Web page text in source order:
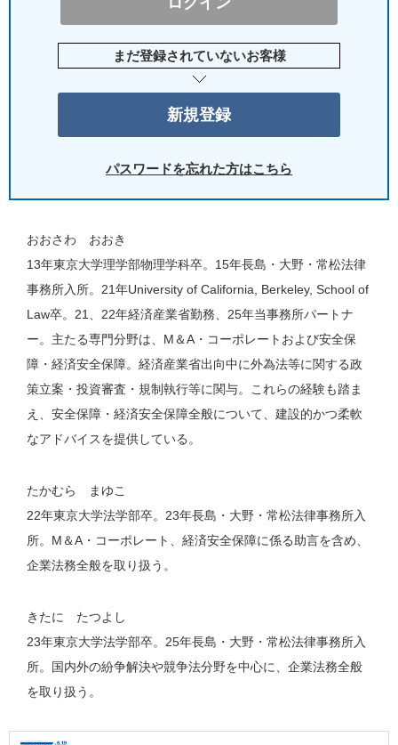
まだ登録されていないお客様
パスワードを忘れた方はこちら
おおさわ おおき
13年東京大学理学部物理学科卒。15年長島・大野・常松法律
事務所入所。21年University of California, Berkeley, School of
Law卒。21、22年経済産業省勤務、25年当事務所パートナ
ー。主たる専門分野は、M＆A・コーポレートおよび安全保
障・経済安全保障。経済産業省出向中に外為法等に関する政
策立案・投資審査・規制執行等に関与。これらの経験も踏ま
え、安全保障・経済安全保障全般について、建設的かつ柔軟
なアドバイスを提供している。
たかむら まゆこ
22年東京大学法学部卒。23年長島・大野・常松法律事務所入
所。M＆A・コーポレート、経済安全保障に係る助言を含め、
企業法務全般を取り扱う。
きたに たつよし
23年東京大学法学部卒。25年長島・大野・常松法律事務所入
所。国内外の紛争解決や競争法分野を中心に、企業法務全般
を取り扱う。